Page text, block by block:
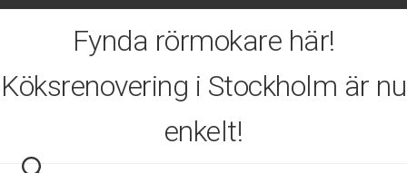
Skip
Fynda rörmokare här!
Köksrenovering i Stockholm är nu
enkelt!